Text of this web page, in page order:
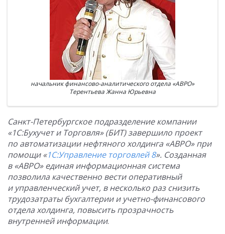
начальник финансово-аналитического отдела «АВРО»
Терентьева Жанна Юрьевна
Санкт-Петербургское подразделение компании
«1С:Бухучет и Торговля» (БИТ) завершило проект
по автоматизации нефтяного холдинга «АВРО» при
помощи «1С:Управление торговлей 8». Созданная
в «АВРО» единая информационная система
позволила качественно вести оперативный
и управленческий учет, в несколько раз снизить
трудозатраты бухгалтерии и учетно-финансового
отдела холдинга, повысить прозрачность
внутренней информации.